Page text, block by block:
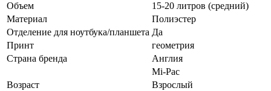
Объем
15-20 литров (средний)
Материал
Полиэстер
Отделение для ноутбука/планшета Да
Принт
геометрия
Страна бренда
Англия
Mi-Pac
Возраст
Взрослый